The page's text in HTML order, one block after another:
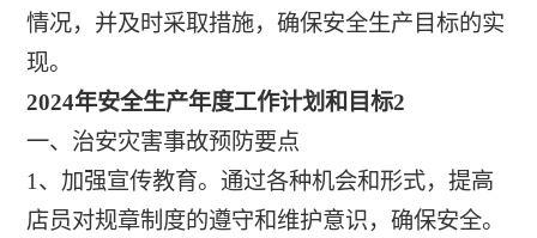
情况，并及时采取措施，确保安全生产目标的实
现。
2024年安全生产年度工作计划和目标2
一、治安灾害事故预防要点
1、加强宣传教育。通过各种机会和形式，提高
店员对规章制度的遵守和维护意识，确保安全。